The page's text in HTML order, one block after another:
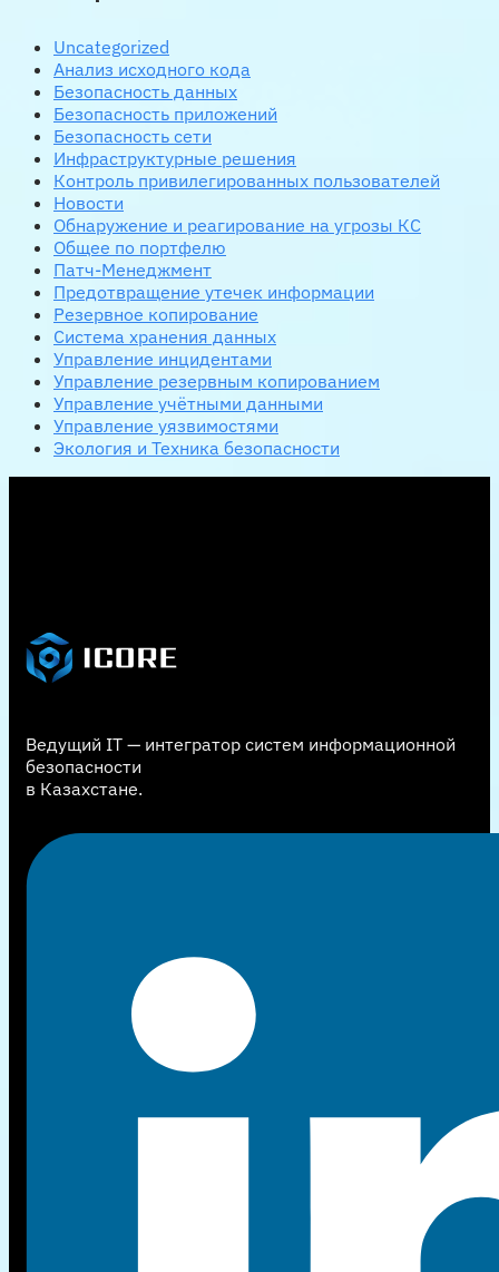
Uncategorized
Анализ исходного кода
Безопасность данных
Безопасность приложений
Безопасность сети
Инфраструктурные решения
Контроль привилегированных пользователей
Новости
Обнаружение и реагирование на угрозы КС
Общее по портфелю
Патч-Менеджмент
Предотвращение утечек информации
Резервное копирование
Система хранения данных
Управление инцидентами
Управление резервным копированием
Управление учётными данными
Управление уязвимостями
Экология и Техника безопасности
Ведущий IT — интегратор систем информационной
безопасности
в Казахстане.